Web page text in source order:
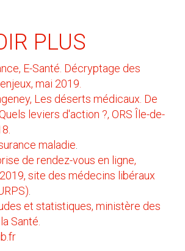
PLUS
E-Santé. Décryptage des
mai 2019.
Les déserts médicaux. De
leviers d'action ?, ORS Île-de-
maladie
de rendez-vous en ligne,
site des médecins libéraux
et statistiques, ministère des
Santé.